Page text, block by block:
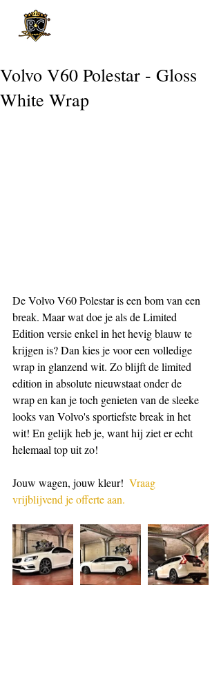
Volvo V60 Polestar - Gloss
White Wrap
De Volvo V60 Polestar is een bom van een
break. Maar wat doe je als de Limited
Edition versie enkel in het hevig blauw te
krijgen is? Dan kies je voor een volledige
wrap in glanzend wit. Zo blijft de limited
edition in absolute nieuwstaat onder de
wrap en kan je toch genieten van de sleeke
looks van Volvo's sportiefste break in het
wit! En gelijk heb je, want hij ziet er echt
helemaal top uit zo!
Jouw wagen, jouw kleur! Vraag
vrijblijvend je offerte aan.